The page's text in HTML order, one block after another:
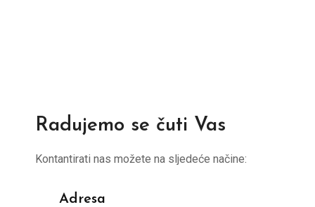
Radujemo se čuti Vas
Kontantirati nas možete na sljedeće načine:
Adresa